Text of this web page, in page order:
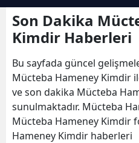
Son Dakika
Kimdir Haberleri
Bu sayfada güncel
Mücteba Hameney Kimdir
ve son dakika Mücteba
sunulmaktadır. Mücteba
Mücteba Hameney Kimdir
Hameney Kimdir haberleri